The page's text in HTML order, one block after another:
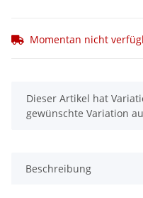
Momentan nicht
x
Dieser Artikel hat
gewünschte Variation
Beschreibung